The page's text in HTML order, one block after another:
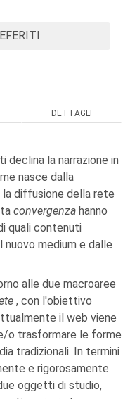
DETTAGLI
declina la narrazione in
nasce dalla
la diffusione della rete
convergenza hanno
quali contenuti
medium e dalle
alle due macroaree
, con l'obiettivo
il web viene
o trasformare le forme
tradizionali. In termini
e rigorosamente
oggetti di studio,